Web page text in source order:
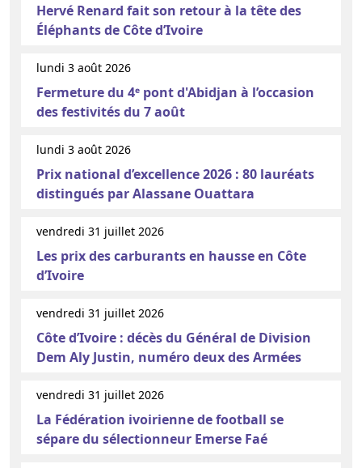
Hervé Renard fait son retour à la tête des
Éléphants de Côte d’Ivoire
lundi 3 août 2026
Fermeture du 4ᵉ pont d'Abidjan à l’occasion
des festivités du 7 août
lundi 3 août 2026
Prix national d’excellence 2026 : 80 lauréats
distingués par Alassane Ouattara
vendredi 31 juillet 2026
Les prix des carburants en hausse en Côte
d’Ivoire
vendredi 31 juillet 2026
Côte d’Ivoire : décès du Général de Division
Dem Aly Justin, numéro deux des Armées
vendredi 31 juillet 2026
La Fédération ivoirienne de football se
sépare du sélectionneur Emerse Faé